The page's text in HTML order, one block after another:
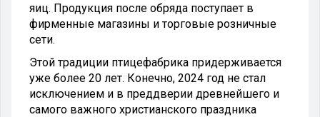
яиц. Продукция после обряда поступает в
фирменные магазины и торговые розничные
сети.
Этой традиции птицефабрика придерживается
уже более 20 лет. Конечно, 2024 год не стал
исключением и в преддверии древнейшего и
самого важного христианского праздника